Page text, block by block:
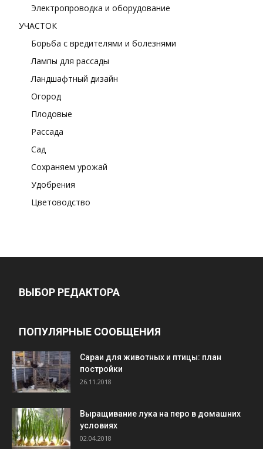
Электропроводка и оборудование
УЧАСТОК
Борьба с вредителями и болезнями
Лампы для рассады
Ландшафтный дизайн
Огород
Плодовые
Рассада
Сад
Сохраняем урожай
Удобрения
Цветоводство
ВЫБОР РЕДАКТОРА
ПОПУЛЯРНЫЕ СООБЩЕНИЯ
Cараи для животных и птицы: план
постройки
26.11.2018
Выращивание лука на перо в домашних
условиях
02.04.2018